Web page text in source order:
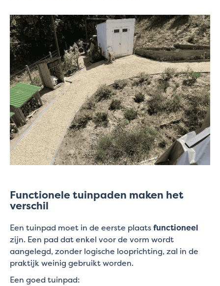
Functionele tuinpaden maken het
verschil
Een tuinpad moet in de eerste plaatsfunctioneel
zijn. Een pad dat enkel voor de vorm wordt
aangelegd, zonder logische looprichting, zal in de
praktijk weinig gebruikt worden.
Een goed tuinpad: